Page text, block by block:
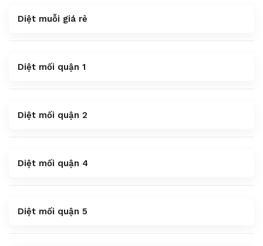
Diệt muỗi giá rẻ
Diệt mối quận 1
Diệt mối quận 2
Diệt mối quận 4
Diệt mối quận 5